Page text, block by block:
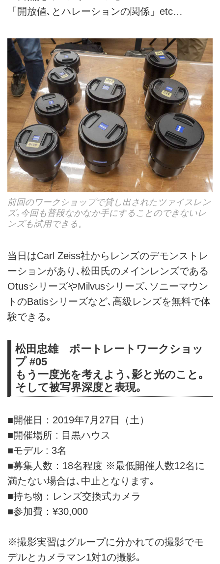
「開放値､とハレーションの関係」etc…
前回のワークショップで貸し出されたツァイスレン
ズ｡今回も普段なかなか手にすることのできないレ
ンズも試用できる。
当日はCarl Zeiss社からレンズのデモンストレ
ーションがあり､松田氏のメインレンズである
OtusシリーズやMilvusシリーズ､ソニーマウン
トのBatisシリーズなど､高級レンズを無料で体
験できる｡
松田忠雄 ポートレートワークショッ
プ #05
もう一度光を考えよう､影と光のこと｡
そして被写界深度と表現｡
■開催日：2019年7月27日（土）
■開催場所 : 目黒ハウス
■モデル : 3名
■募集人数：18名程度 ※最低開催人数12名に
満たない場合は､中止となります｡
■持ち物：レンズ交換式カメラ
■参加費：¥30,000
※撮影実習はグループに分かれての撮影でモ
デルとカメラマン1対1の撮影｡